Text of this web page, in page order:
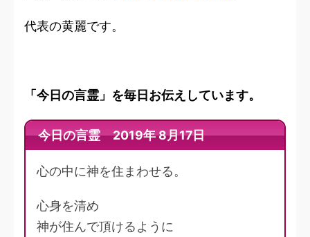
代表の黄麗です。
「今日の言霊」を毎日お伝えしています。
今日の言霊 2019年 8月17日
心の中に神を住まわせる。
心身を清め
神が住んで頂けるように